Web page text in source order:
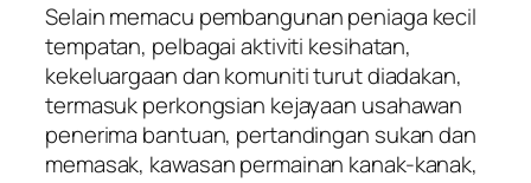
Selain memacu pembangunan peniaga kecil
tempatan, pelbagai aktiviti kesihatan,
kekeluargaan dan komuniti turut diadakan,
termasuk perkongsian kejayaan usahawan
penerima bantuan, pertandingan sukan dan
memasak, kawasan permainan kanak-kanak,